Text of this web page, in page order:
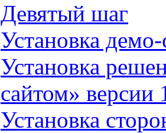
Девятый шаг
Установка
Установка
сайтом»
Установка